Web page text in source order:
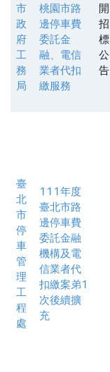
市
政
府
工
務
局
桃園市路
邊停車費
委託金
融、電信
業者代扣
繳服務
開
招
標
公
告
臺
北
市
停
車
管
理
工
程
處
111年度
臺北市路
邊停車費
委託金融
機構及電
信業者代
扣繳案弟1
次後續擴
充